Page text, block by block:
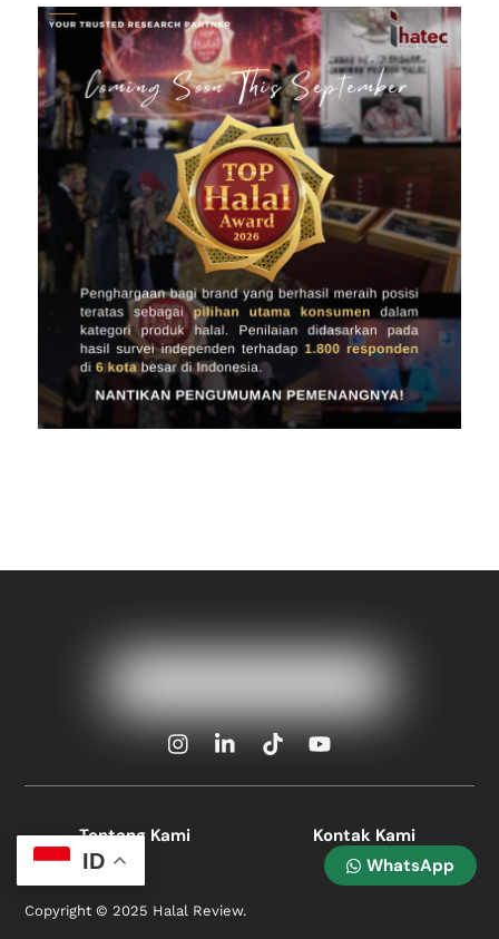
WhatsApp
Icon
Icon
Icon
Icon
Tentang Kami Kontak Kami
Copyright © 2025 Halal Review.
ID